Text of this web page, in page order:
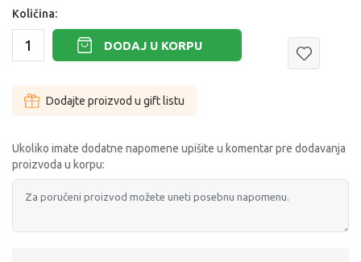
Količina:
DODAJ U KORPU
Dodajte proizvod u gift listu
Ukoliko imate dodatne napomene upišite u komentar pre dodavanja
proizvoda u korpu: